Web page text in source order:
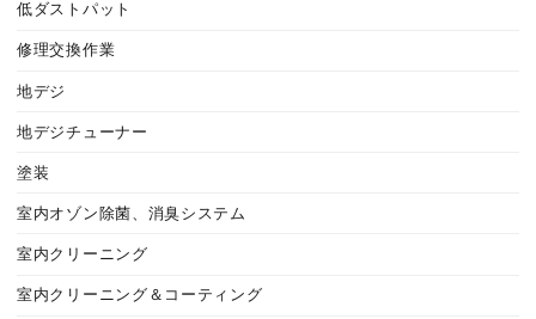
低ダストパット
修理交換作業
地デジ
地デジチューナー
塗装
室内オゾン除菌、消臭システム
室内クリーニング
室内クリーニング＆コーティング